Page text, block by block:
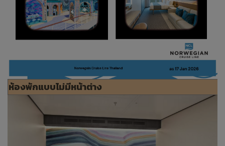
ห้องพักแบบไม่มีหน้าต่าง